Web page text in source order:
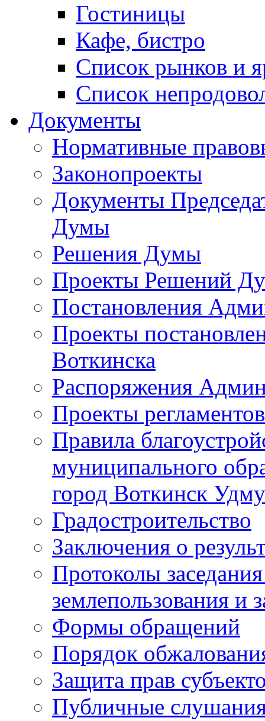
Гостиницы
Кафе, бистро
Cписок рынков и
Список
Документы
Нормативные
Законопроекты
Документы
Думы
Решения Думы
Проекты Решений
Постановления
Проекты
Воткинска
Распоряжения
Проекты
Правила
муниципального
город Воткинск
Градостроительство
Заключения о
Протоколы
землепользования и
Формы обращений
Порядок
Защита прав
Публичные